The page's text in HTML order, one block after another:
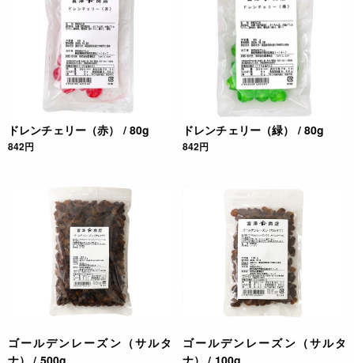
ドレンチェリー（赤） / 80g
842円
ドレンチェリー（緑） / 80g
842円
ゴールデンレーズン（サルタ
ゴールデンレーズン（サルタ